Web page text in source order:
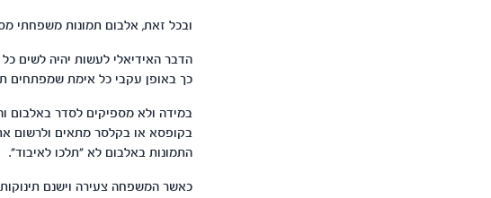
ובכל זאת, אלבום תמונות משפחתי
הדבר האידיאלי לעשות יהיה לשים
כך באופן עקבי כל אימת שמפתחים
במידה ולא מספיקים לסדר באלבום
בקופסא או בקלסר מתאים ולרשום
התמונות באלבום לא "תלכו לאיבוד".